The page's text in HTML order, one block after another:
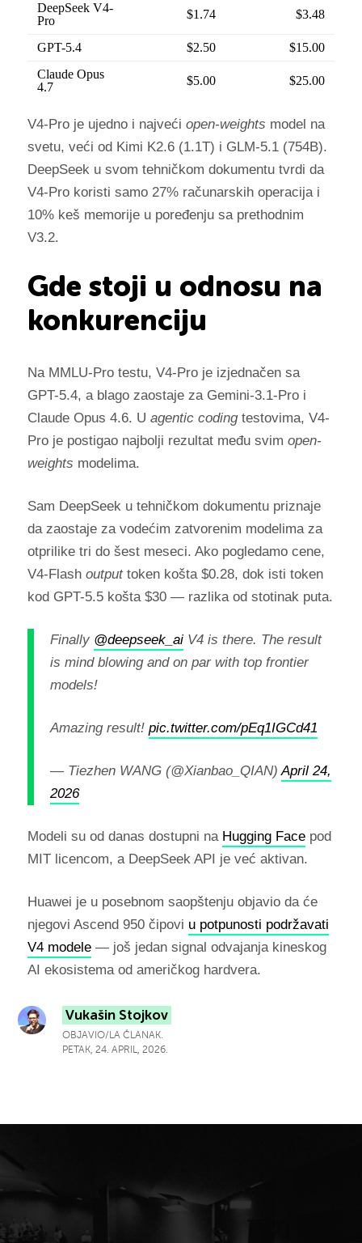
DeepSeek V4-
Pro
$1.74 $3.48
GPT-5.4 $2.50
$15.00
Claude Opus
4.7
$5.00 $25.00
V4-Pro je ujedno i najveći open-weights model na
svetu, veći od Kimi K2.6 (1.1T) i GLM-5.1 (754B).
DeepSeek u svom tehničkom dokumentu tvrdi da
V4-Pro koristi samo 27% računarskih operacija i
10% keš memorije u poređenju sa prethodnim
V3.2.
Gde stoji u odnosu na
konkurenciju
Na MMLU-Pro testu, V4-Pro je izjednačen sa
GPT-5.4, a blago zaostaje za Gemini-3.1-Pro i
Claude Opus 4.6. U agentic codingtestovima, V4-
Pro je postigao najbolji rezultat među svim open-
weights modelima.
Sam DeepSeek u tehničkom dokumentu priznaje
da zaostaje za vodećim zatvorenim modelima za
otprilike tri do šest meseci. Ako pogledamo cene,
V4-Flash outputtoken košta $0.28, dok isti token
kod GPT-5.5 košta $30 — razlika od stotinak puta.
Finally @deepseek_aiV4 is there. The result
is mind blowing and on par with top frontier
models!
Amazing result! pic.twitter.com/pEq1IGCd41
— Tiezhen WANG (@Xianbao_QIAN)April 24,
2026
Modeli su od danas dostupni na Hugging Facepod
MIT licencom, a DeepSeek API je već aktivan.
Huawei je u posebnom saopštenju objavio da će
njegovi Ascend 950 čipovi u potpunosti podržavati
V4 modele— još jedan signal odvajanja kineskog
AI ekosistema od američkog hardvera.
Vukašin Stojkov
OBJAVIO/LA ČLANAK.
PETAK, 24. APRIL, 2026.